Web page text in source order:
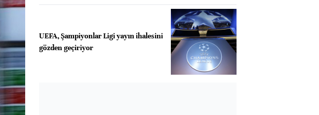
UEFA, Şampiyonlar Ligi yayın ihalesini
gözden geçiriyor